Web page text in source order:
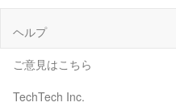
ヘルプ
ご意見はこちら
TechTech Inc.